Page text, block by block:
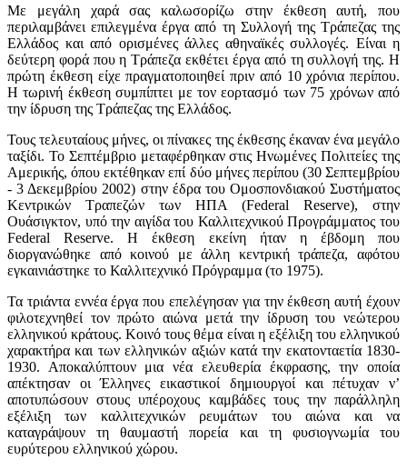
Με μεγάλη χαρά σας καλωσορίζω στην έκθεση αυτή, που
περιλαμβάνει επιλεγμένα έργα από τη Συλλογή της Τράπεζας της
Ελλάδος και από ορισμένες άλλες αθηναϊκές συλλογές. Είναι η
δεύτερη φορά που η Τράπεζα εκθέτει έργα από τη συλλογή της. Η
πρώτη έκθεση είχε πραγματοποιηθεί πριν από 10 χρόνια περίπου.
Η τωρινή έκθεση συμπίπτει με τον εορτασμό των 75 χρόνων από
την ίδρυση της Τράπεζας της Ελλάδος.
Τους τελευταίους μήνες, οι πίνακες της έκθεσης έκαναν ένα μεγάλο
ταξίδι. Το Σεπτέμβριο μεταφέρθηκαν στις Ηνωμένες Πολιτείες της
Αμερικής, όπου εκτέθηκαν επί δύο μήνες περίπου (30 Σεπτεμβρίου
- 3 Δεκεμβρίου 2002) στην έδρα του Ομοσπονδιακού Συστήματος
Κεντρικών Τραπεζών των ΗΠΑ (Federal Reserve), στην
Ουάσιγκτον, υπό την αιγίδα του Καλλιτεχνικού Προγράμματος του
Federal Reserve. Η έκθεση εκείνη ήταν η έβδομη που
διοργανώθηκε από κοινού με άλλη κεντρική τράπεζα, αφότου
εγκαινιάστηκε το Καλλιτεχνικό Πρόγραμμα (το 1975).
Τα τριάντα εννέα έργα που επελέγησαν για την έκθεση αυτή έχουν
φιλοτεχνηθεί τον πρώτο αιώνα μετά την ίδρυση του νεώτερου
ελληνικού κράτους. Κοινό τους θέμα είναι η εξέλιξη του ελληνικού
χαρακτήρα και των ελληνικών αξιών κατά την εκατονταετία 1830-
1930. Αποκαλύπτουν μια νέα ελευθερία έκφρασης, την οποία
απέκτησαν οι Έλληνες εικαστικοί δημιουργοί και πέτυχαν ν’
αποτυπώσουν στους υπέροχους καμβάδες τους την παράλληλη
εξέλιξη των καλλιτεχνικών ρευμάτων του αιώνα και να
καταγράψουν τη θαυμαστή πορεία και τη φυσιογνωμία του
ευρύτερου ελληνικού χώρου.